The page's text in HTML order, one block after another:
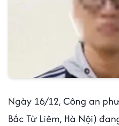
Ngày 16/12, Công an
Bắc Từ Liêm, Hà Nội)